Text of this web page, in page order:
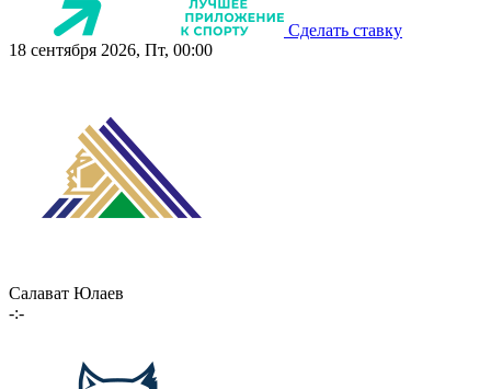
Сделать ставку
18 сентября 2026, Пт, 00:00
Салават Юлаев
-:-